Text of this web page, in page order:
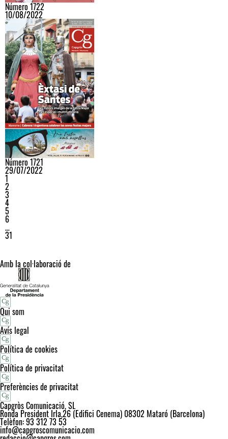
Número 1722
10/08/2022
Número 1721
29/07/2022
1
2
3
4
5
6
…
31
Amb la col·laboració de
Qui som
Avís legal
Política de cookies
Política de privacitat
Preferències de privacitat
Capgròs Comunicació, SL
Ronda President Irla,26 (Edifici Cenema) 08302 Mataró (Barcelona)
Telèfon: 93 312 73 53
info@capgroscomunicacio.com